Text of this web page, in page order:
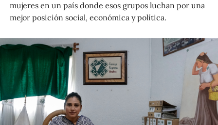
mujeres en un país donde esos grupos luchan por una
mejor posición social, económica y política.